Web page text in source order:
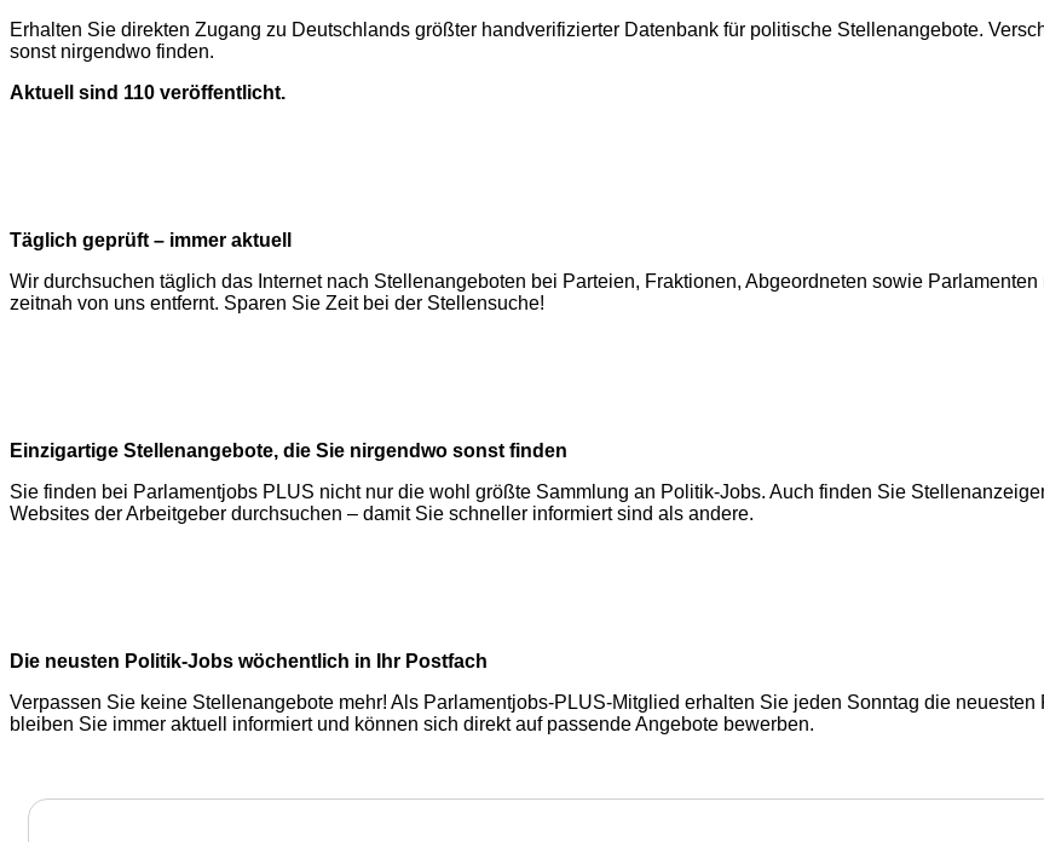
Erhalten Sie direkten Zugang zu Deutschlands größter handverifizierter Datenbank für politische Stellenangebote.
sonst nirgendwo finden.
Aktuell sind 110 veröffentlicht.
Täglich geprüft – immer aktuell
Wir durchsuchen täglich das Internet nach Stellenangeboten bei Parteien, Fraktionen, Abgeordneten sowie
zeitnah von uns entfernt. Sparen Sie Zeit bei der Stellensuche!
Einzigartige Stellenangebote, die Sie nirgendwo sonst finden
Sie finden bei Parlamentjobs PLUS nicht nur die wohl größte Sammlung an Politik-Jobs. Auch finden Sie
Websites der Arbeitgeber durchsuchen – damit Sie schneller informiert sind als andere.
Die neusten Politik-Jobs wöchentlich in Ihr Postfach
Verpassen Sie keine Stellenangebote mehr! Als Parlamentjobs-PLUS-Mitglied erhalten Sie jeden Sonntag die
bleiben Sie immer aktuell informiert und können sich direkt auf passende Angebote bewerben.